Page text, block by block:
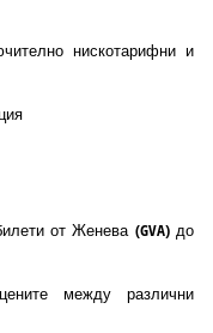
нискотарифни и
от Женева (GVA) до
между различни